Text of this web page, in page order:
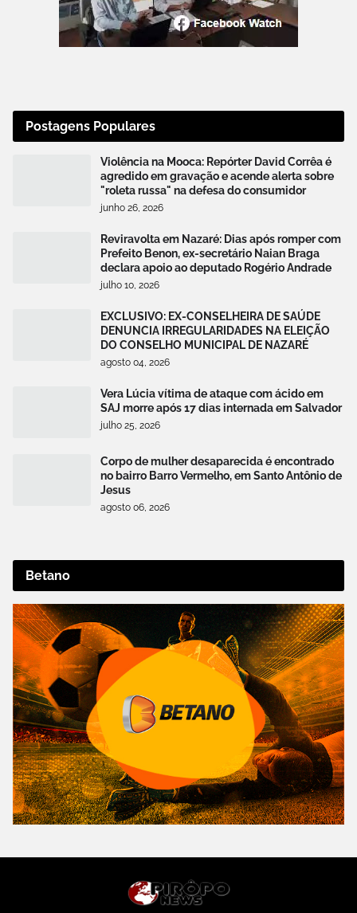
Postagens Populares
Violência na Mooca: Repórter David Corrêa é
agredido em gravação e acende alerta sobre
"roleta russa" na defesa do consumidor
junho 26, 2026
Reviravolta em Nazaré: Dias após romper com
Prefeito Benon, ex-secretário Naian Braga
declara apoio ao deputado Rogério Andrade
julho 10, 2026
EXCLUSIVO: EX-CONSELHEIRA DE SAÚDE
DENUNCIA IRREGULARIDADES NA ELEIÇÃO
DO CONSELHO MUNICIPAL DE NAZARÉ
agosto 04, 2026
Vera Lúcia vítima de ataque com ácido em
SAJ morre após 17 dias internada em Salvador
julho 25, 2026
Corpo de mulher desaparecida é encontrado
no bairro Barro Vermelho, em Santo Antônio de
Jesus
agosto 06, 2026
Betano